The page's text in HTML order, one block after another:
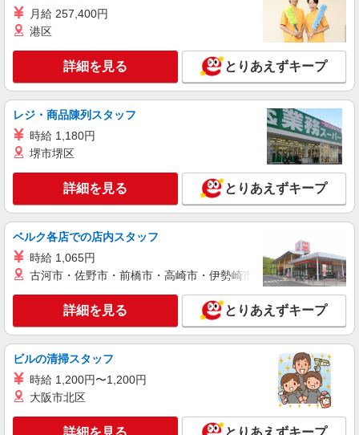
カウンター・キッチンスタッフ ＜優先募集日
時＞土日祝 フルタイム
時給1100円 ＜高校生＞時給1070円
栃木県小山市西城南3-1-10
キープ 詳細を見る
アルバイト パート
コンパスグループ・ジャパン株式会社 21630_p
時給1,300円以上 試用期間中 時給1,300円以上
(試用期間2ヶ月) 残業が発生した場合、残業代を1
小山工業高等専門学校 （栃木県小山市大字中
久喜771番地）
キープ 詳細を見る
パート
コンパスグループ・ジャパン株式会社 21630_p
調理補助【アルバイト・パート】
(試用期間2ヶ月) 残業が発生した場合、残業代を1
小山工業高等専門学校 （栃木県小山市大字中
久喜771番地）
月給 257,400円
港区
詳細を見る とりあえずキープ
レジ・商品陳列スタッフ
時給 1,180円
堺市堺区
詳細を見る とりあえずキープ
ベルク各店での店内スタッフ
時給 1,065円
古河市・佐野市・前橋市・高崎市・伊勢崎市・太田市・館林市
詳細を見る とりあえずキープ
ビルの清掃スタッフ
時給 1,200円〜1,200円
大阪市北区
詳細を見る とりあえずキープ